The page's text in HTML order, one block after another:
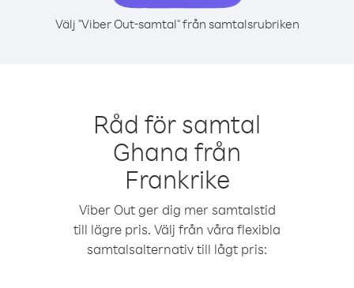
Välj "Viber Out-samtal" från samtalsrubriken
Råd för samtal
Ghana från
Frankrike
Viber Out ger dig mer samtalstid
till lägre pris. Välj från våra flexibla
samtalsalternativ till lågt pris: